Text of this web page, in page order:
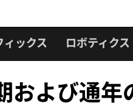
ィックス ロボティクス
よび通年